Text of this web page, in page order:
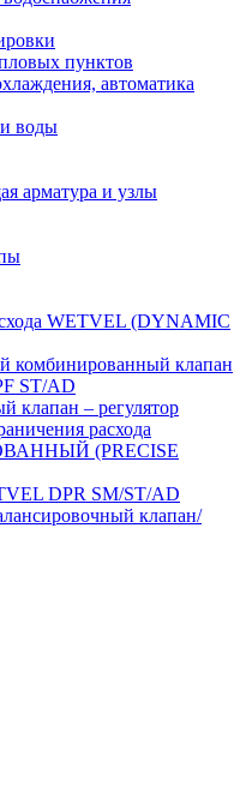
пунктов
автоматика
воды
арматура и узлы
WETVEL (DYNAMIC
комбинированный клапан
ST/AD
клапан – регулятор
расхода
(PRECISE
DPR SM/ST/AD
клапан/